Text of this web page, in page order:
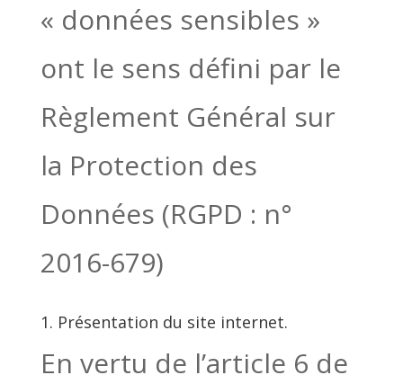
« données sensibles »
ont le sens défini par le
Règlement Général sur
la Protection des
Données (RGPD : n°
2016-679)
1. Présentation du site internet.
En vertu de l’article 6 de